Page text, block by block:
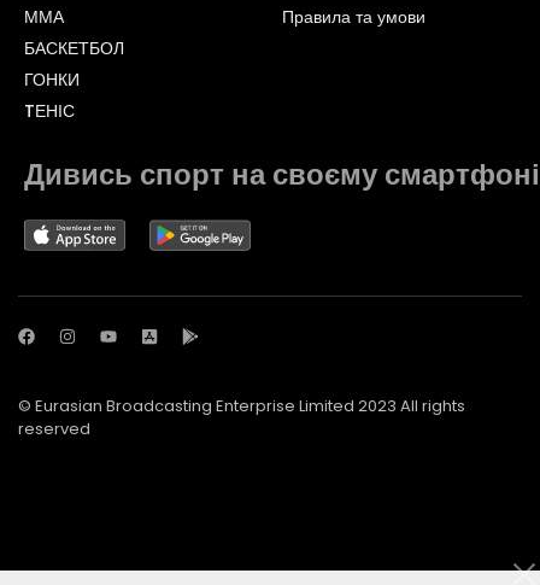
ММА
БАСКЕТБОЛ
ГОНКИ
TЕНІС
Правила та умови
Дивись спорт на своєму смартфоні
© Eurasian Broadcasting Enterprise Limited 2023 All rights
reserved